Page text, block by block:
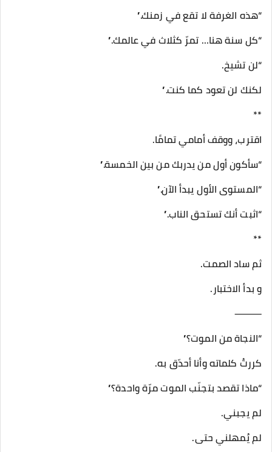
“هذه الغرفة لا تقع في زمنك.”
“كل سنة هنا… تمرّ كثلاث في عالمك.”
“لن تشيخ.
لكنك لن تعود كما كنت.”
**
اقترب، ووقف أمامي تمامًا.
“سأكون أول من يدربك من بين الخمسة.”
“المستوى الأول يبدأ الآن.”
“اثبت أنك تستحق الناب.”
**
ثم ساد الصمت.
و بدأ الاختبار.
⸻
“النجاة من الموت؟”
كررتُ كلماته وأنا أحدّق به.
“ماذا تقصد بتجنّب الموت مرّة واحدة؟”
لم يجبني.
لم يُمهلني حتى.